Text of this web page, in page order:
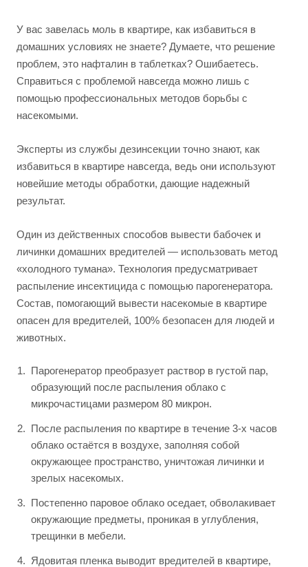
У вас завелась моль в квартире, как избавиться в
домашних условиях не знаете? Думаете, что решение
проблем, это нафталин в таблетках? Ошибаетесь.
Справиться с проблемой навсегда можно лишь с
помощью профессиональных методов борьбы с
насекомыми.
Эксперты из службы дезинсекции точно знают, как
избавиться в квартире навсегда, ведь они используют
новейшие методы обработки, дающие надежный
результат.
Один из действенных способов вывести бабочек и
личинки домашних вредителей — использовать метод
«холодного тумана». Технология предусматривает
распыление инсектицида с помощью парогенератора.
Состав, помогающий вывести насекомые в квартире
опасен для вредителей, 100% безопасен для людей и
животных.
Парогенератор преобразует раствор в густой пар,
образующий после распыления облако с
микрочастицами размером 80 микрон.
После распыления по квартире в течение 3-х часов
облако остаётся в воздухе, заполняя собой
окружающее пространство, уничтожая личинки и
зрелых насекомых.
Постепенно паровое облако оседает, обволакивает
окружающие предметы, проникая в углубления,
трещинки в мебели.
Ядовитая пленка выводит вредителей в квартире,